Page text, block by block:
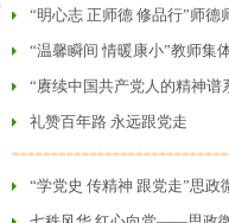
“明心志 正师德 修品行”师德
​“温馨瞬间 情暖康小”教师集
“赓续中国共产党人的精神
礼赞百年路 永远跟党走
“学党史 传精神 跟党走”思政